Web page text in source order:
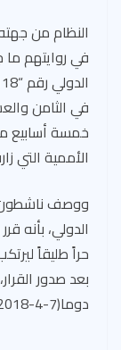
النظام من
في روايتهم
خمسة أسابيع
الأممية التي
ووصف ناشطون
الدولي، بأنه
حراً طليقاً
دوما(7-4-2018).